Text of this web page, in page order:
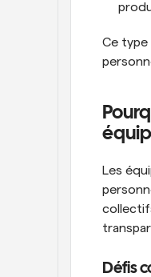
Ce type
Les
Défis